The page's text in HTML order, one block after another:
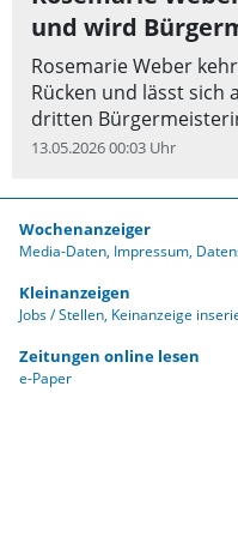
und wird
Rosemarie Weber
Rücken und lässt sich
dritten
13.05.2026 00:03 Uhr
Wochenanzeiger
Media-Daten Impressum
Kleinanzeigen
Jobs / Stellen Keinanzeige
Zeitungen online lesen
e-Paper